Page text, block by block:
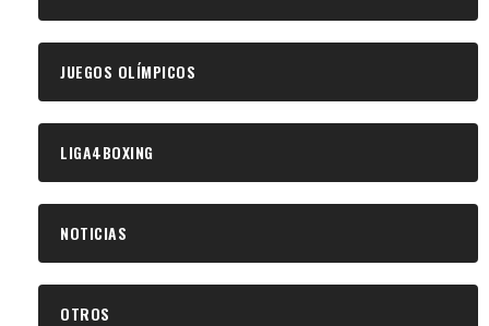
JUEGOS OLÍMPICOS
LIGA4BOXING
NOTICIAS
OTROS